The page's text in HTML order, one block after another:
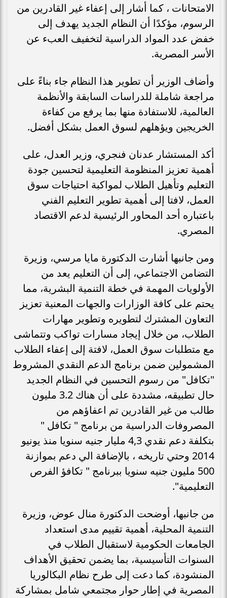
الامتحانات ، كما أشار إلى إعفاء غير القادرين من
الرسوم، مؤكدًا أن النظام الجديد يهدف إلى
خفض عدد المواد الدراسية لتخفيف العبء عن
الأسر المصرية.
وأضاف الوزير أن تطوير هذا النظام جاء بناءً على
مراجعة شاملة للدراسات السابقة والأنظمة
العالمية، للاستفادة منها بما يرفع من كفاءة
الخريجين ويؤهلهم لسوق العمل بشكل أفضل.
أكد المستشار عدنان فنجري، وزير العدل، على
أهمية تعزيز المنظومة التعليمية لتحسين جودة
التعليم وتأهيل الطلاب لمواكبة احتياجات سوق
العمل، لافتا إلى أهمية تطوير التعليم الفني
باعتباره أحد المحاور الرئيسية لدعم الاقتصاد
المصري.
ومن جانبها أشارت الدكتورة مايا مرسي، وزيرة
التضامن الاجتماعي، إلى أن التعليم يعد من
الأولويات المهمة في خطة التنمية البشرية، مما
يحتم على كافة الوزارات والجهات المعنية تعزيز
التعاون المشترك لتطويره وتطوير مهارات
الطلاب، من خلال إيجاد مسارات تواكب وتتماشى
مع متطلبات سوق العمل، لافتة إلى إعفاء الطلاب
المشمولين ضمن برنامج الدعم النقدي المشروط
"تكافل" من رسوم التحسين في النظام الجديد
حال تطبيقه، مشددة على أن هناك 3.2 مليون
طالب من غير القادرين تم اعفاؤهم من
المصروفات الدراسية من برنامج " تكافل "
بتكلفة دعم نقدي 4,3 مليار جنيه سنويا منذ يونيو
2014 وحتي تاريخه ، بالإضافة الي دعم بموازنة
500 مليون جنيه سنويا ببرنامج " تكافؤ الفرص
التعليمية".
من جانبها، أوضحت الدكتورة منال عوض، وزيرة
التنمية المحلية، أهمية تقييم مدى استعداد
الجامعات الحكومية لاستقبال الطلاب في
السنوات التأسيسية، بما يضمن تحقيق الأهداف
المنشودة، كما دعت إلى طرح نظام البكالوريا
المصرية في إطار حوار مجتمعي شامل بمشاركة